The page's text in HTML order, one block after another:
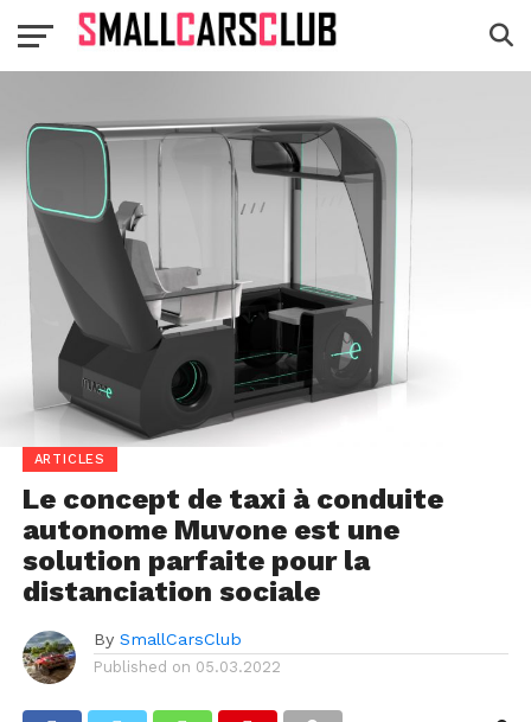
ARTICLES
Le concept de taxi à conduite
autonome Muvone est une
solution parfaite pour la
distanciation sociale
By SmallCarsClub
Published on 05.03.2022